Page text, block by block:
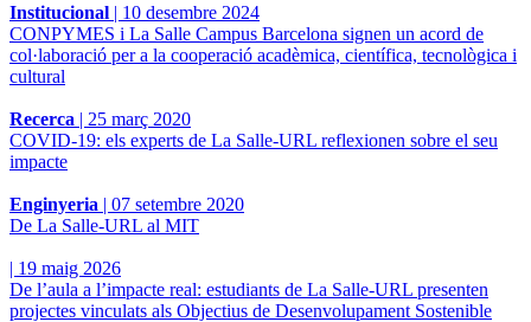
Institucional | 10 desembre 2024
CONPYMES i La Salle Campus Barcelona signen un acord de
col·laboració per a la cooperació acadèmica, científica, tecnològica i
cultural
Recerca | 25 març 2020
COVID-19: els experts de La Salle-URL reflexionen sobre el seu
impacte
Enginyeria | 07 setembre 2020
De La Salle-URL al MIT
| 19 maig 2026
De l’aula a l’impacte real: estudiants de La Salle-URL presenten
projectes vinculats als Objectius de Desenvolupament Sostenible